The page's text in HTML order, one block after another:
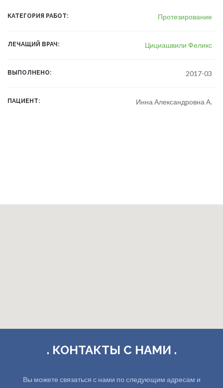
КАТЕГОРИЯ РАБОТ Протезирование
ЛЕЧАЩИЙ ВРАЧ Цициашвили Феликс
ВЫПОЛНЕНО 2017-03
ПАЦИЕНТ Инна Александровна А.
. КОНТАКТЫ С НАМИ .
Вы можете связаться с нами по следующим адресам и